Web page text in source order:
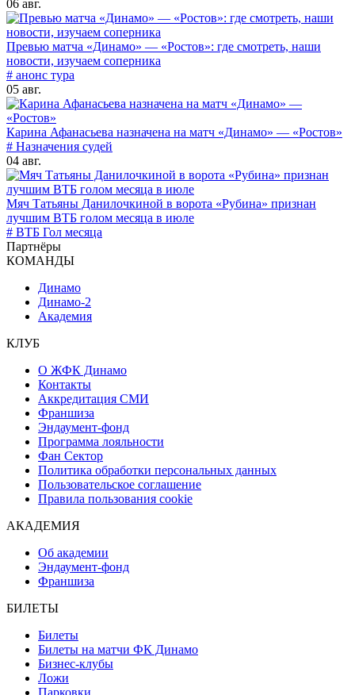
06 авг.
Превью матча «Динамо» — «Ростов»: где смотреть, наши
новости, изучаем соперника
# анонс тура
05 авг.
Карина Афанасьева назначена на матч «Динамо» — «Ростов»
# Назначения судей
04 авг.
Мяч Татьяны Данилочкиной в ворота «Рубина» признан
лучшим ВТБ голом месяца в июле
# ВТБ Гол месяца
Партнёры
КОМАНДЫ
Динамо
Динамо-2
Академия
КЛУБ
О ЖФК Динамо
Контакты
Аккредитация СМИ
Франшиза
Эндаумент-фонд
Программа лояльности
Фан Сектор
Политика обработки персональных данных
Пользовательское соглашение
Правила пользования cookie
АКАДЕМИЯ
Об академии
Эндаумент-фонд
Франшиза
БИЛЕТЫ
Билеты
Билеты на матчи ФК Динамо
Бизнес-клубы
Ложи
Парковки